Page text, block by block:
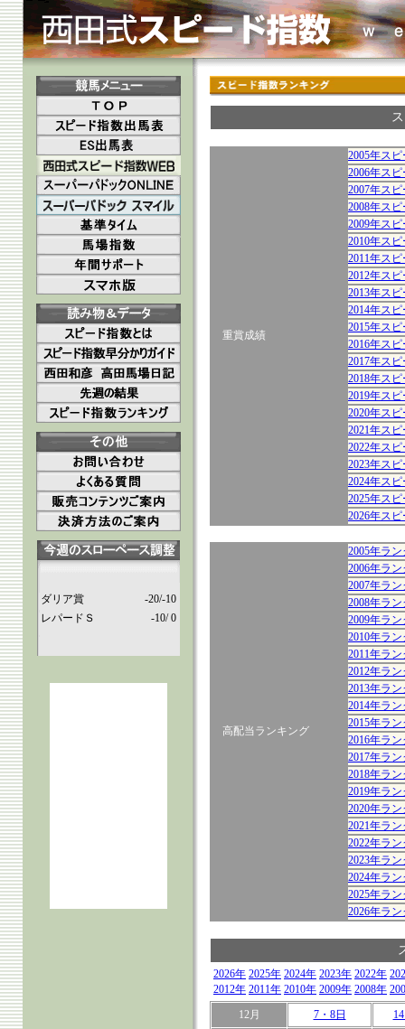
ダリア賞
-20/-10
レパードＳ
-10/ 0
重賞成績
2005年ス
2006年ス
2007年ス
2008年ス
2009年ス
2010年ス
2011年ス
2012年ス
2013年ス
2014年ス
2015年ス
2016年ス
2017年ス
2018年ス
2019年ス
2020年ス
2021年ス
2022年ス
2023年ス
2024年ス
2025年ス
2026年ス
高配当ランキング
2005年ラ
2006年ラ
2007年ラ
2008年ラ
2009年ラ
2010年ラ
2011年ラ
2012年ラ
2013年ラ
2014年ラ
2015年ラ
2016年ラ
2017年ラ
2018年ラ
2019年ラ
2020年ラ
2021年ラ
2022年ラ
2023年ラ
2024年ラ
2025年ラ
2026年ラ
2026年 2025年 2024年 2023年 2022年
2012年 2011年 2010年 2009年 2008年
12月
7・8日